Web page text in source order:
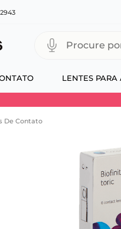
E COOPERVISION
LENTES PARA
Procure por
e ganhe 30% OFF +
De Contato